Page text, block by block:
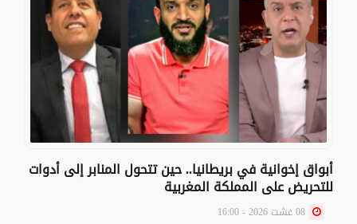
أبواق إخوانية في بريطانيا.. حين تتحول المنابر إلى أدوات
للتحريض على المملكة المغربية